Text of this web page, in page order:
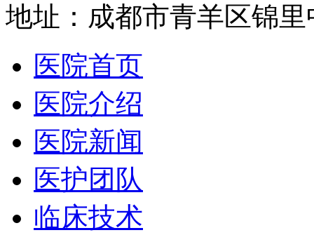
地址：成都市青羊区锦里
医院首页
医院介绍
医院新闻
医护团队
临床技术